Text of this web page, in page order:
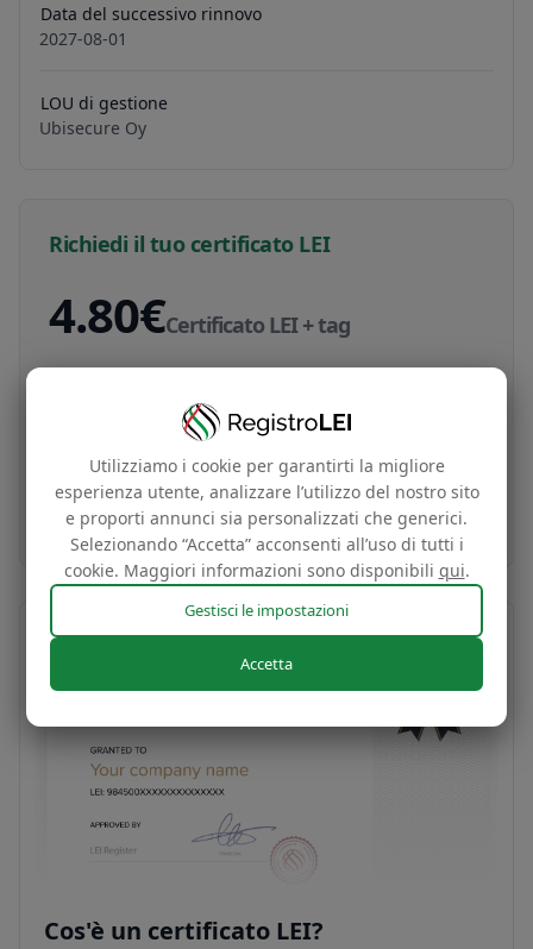
Data del successivo rinnovo
2027-08-01
LOU di gestione
Ubisecure Oy
Richiedi il tuo certificato LEI
4.80€Certificato LEI + tag
e tag per il sito web gratuito basato sui dati del
Acquista ora
Cos'è un certificato LEI?
Utilizziamo i cookie per garantirti la migliore
esperienza utente, analizzare l’utilizzo del nostro sito
e proporti annunci sia personalizzati che generici.
Selezionando “Accetta” acconsenti all’uso di tutti i
cookie. Maggiori informazioni sono disponibili qui.
Gestisci le impostazioni
Accetta